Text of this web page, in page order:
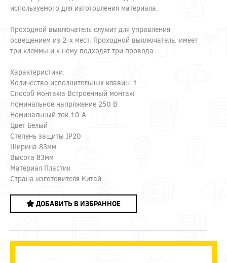
используемого для изготовления материала.
Проходной выключатель служит для управления
освещением из 2-х мест. Проходной выключатель. имеет
три клеммы и к нему подходят три провода.
Характеристики:
Количество исполнительных клавиш 1
Способ монтажа Встроенный монтаж
Номинальное напряжение 250 В
Номинальный ток 10 А
Цвет Белый
Степень защиты IP20
Ширина 83мм
Высота 83мм
Материал Пластик
Страна изготовителя Китай
ДОБАВИТЬ В ИЗБРАННОЕ